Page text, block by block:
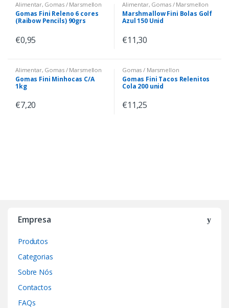
Alimentar, Gomas / Marsmellon
Gomas Fini Releno 6 cores
(Raibow Pencils) 90grs
€0,95
Alimentar, Gomas / Marsmellon
Marshmallow Fini Bolas Golf
Azul 150 Unid
€11,30
Alimentar, Gomas / Marsmellon
Gomas Fini Minhocas C/A
1kg
€7,20
Gomas / Marsmellon
Gomas Fini Tacos Relenitos
Cola 200 unid
€11,25
Empresa
Produtos
Categorias
Sobre Nós
Contactos
FAQs